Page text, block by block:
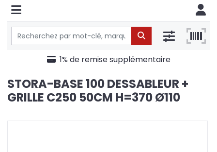
1% de remise supplémentaire
STORA-BASE 100 DESSABLEUR +
GRILLE C250 50CM H=370 Ø110